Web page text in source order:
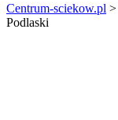
Centrum-sciekow.pl >
Podlaski